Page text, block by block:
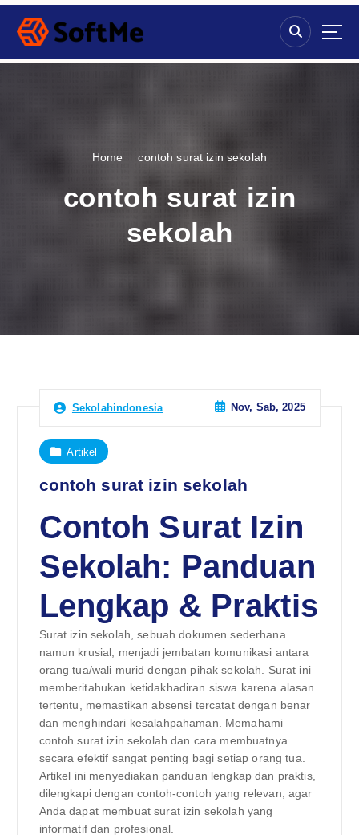
S
p
Home contoh surat izin sekolah
contoh surat izin
sekolah
Sekolahindonesia Nov, Sab, 2025
Artikel
contoh surat izin sekolah
Contoh Surat Izin
Sekolah: Panduan
Lengkap & Praktis
Surat izin sekolah, sebuah dokumen sederhana
namun krusial, menjadi jembatan komunikasi antara
orang tua/wali murid dengan pihak sekolah. Surat ini
memberitahukan ketidakhadiran siswa karena alasan
tertentu, memastikan absensi tercatat dengan benar
dan menghindari kesalahpahaman. Memahami
contoh surat izin sekolah dan cara membuatnya
secara efektif sangat penting bagi setiap orang tua.
Artikel ini menyediakan panduan lengkap dan praktis,
dilengkapi dengan contoh-contoh yang relevan, agar
Anda dapat membuat surat izin sekolah yang
informatif dan profesional.